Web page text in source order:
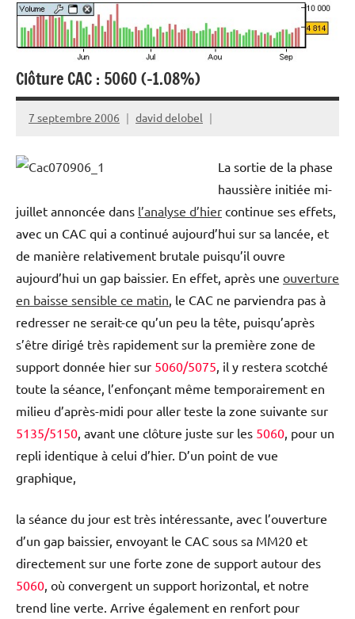
Clôture CAC : 5060 (-1.08%)
7 septembre 2006 david delobel
La sortie de la phase
haussière initiée mi-
juillet annoncée dans l’analyse d’hier continue ses effets,
avec un CAC qui a continué aujourd’hui sur sa lancée, et
de manière relativement brutale puisqu’il ouvre
aujourd’hui un gap baissier. En effet, après une ouverture
en baisse sensible ce matin, le CAC ne parviendra pas à
redresser ne serait-ce qu’un peu la tête, puisqu’après
s’être dirigé très rapidement sur la première zone de
support donnée hier sur 5060/5075, il y restera scotché
toute la séance, l’enfonçant même temporairement en
milieu d’après-midi pour aller teste la zone suivante sur
5135/5150, avant une clôture juste sur les 5060, pour un
repli identique à celui d’hier. D’un point de vue
graphique,
la séance du jour est très intéressante, avec l’ouverture
d’un gap baissier, envoyant le CAC sous sa MM20 et
directement sur une forte zone de support autour des
5060, où convergent un support horizontal, et notre
trend line verte. Arrive également en renfort pour